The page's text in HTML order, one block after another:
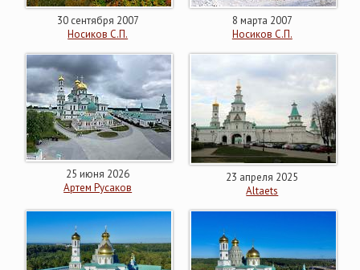
30 сентября 2007
Носиков С.П.
8 марта 2007
Носиков С.П.
25 июня 2026
Артем Русаков
23 апреля 2025
Altaets